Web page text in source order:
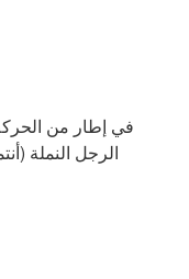
في إطار من
الرجل النملة